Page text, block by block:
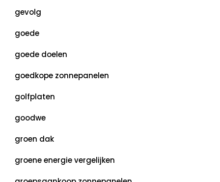
gevolg
goede
goede doelen
goedkope zonnepanelen
golfplaten
goodwe
groen dak
groene energie vergelijken